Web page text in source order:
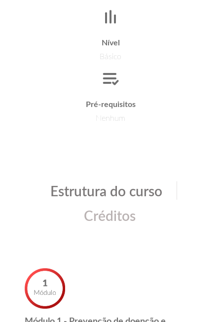
Nível
Básico
Pré-requisitos
Nenhum
Estrutura do curso
Créditos